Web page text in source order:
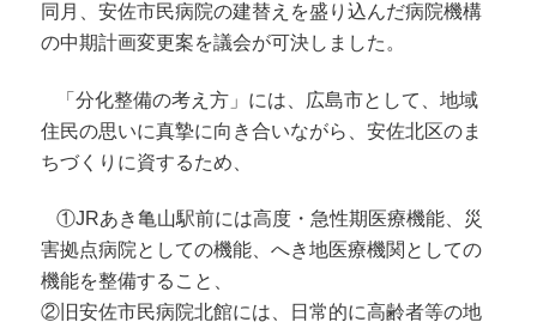
同月、安佐市民病院の建替えを盛り込んだ病院機構
の中期計画変更案を議会が可決しました。
「分化整備の考え方」には、広島市として、地域
住民の思いに真摯に向き合いながら、安佐北区のま
ちづくりに資するため、
①JRあき亀山駅前には高度・急性期医療機能、災
害拠点病院としての機能、へき地医療機関としての
機能を整備すること、
②旧安佐市民病院北館には、日常的に高齢者等の地